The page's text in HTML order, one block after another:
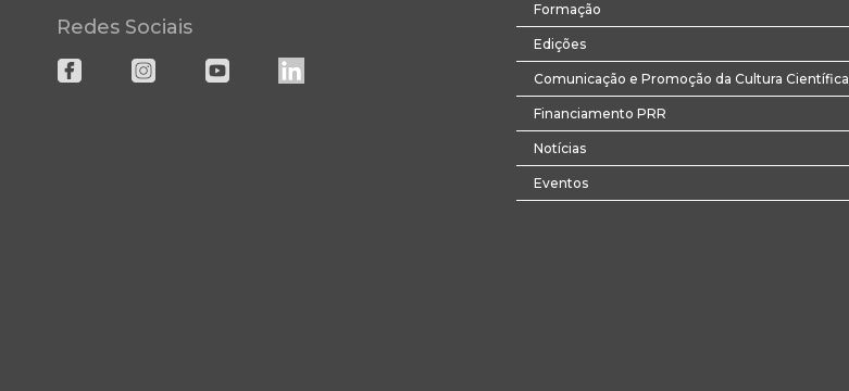
Redes Sociais
Formação
Edições
Comunicação e Promoção da Cultura Científica
Financiamento PRR
Notícias
Eventos